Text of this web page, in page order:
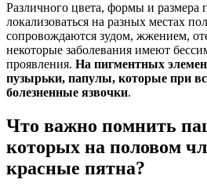
Различного цвета, формы и размера
локализоваться на разных местах
сопровождаются зудом, жжением,
некоторые заболевания имеют
проявления. На пигментных
пузырьки, папулы, которые при
болезненные язвочки.
Что важно помнить
которых на половом
красные пятна?